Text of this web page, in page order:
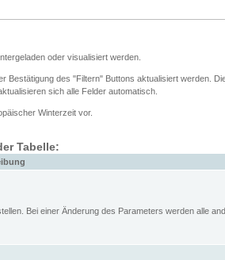
oder visualisiert werden.
Bestätigung des "Filtern" Buttons aktualisiert werden.
sich alle Felder automatisch.
Winterzeit vor.
Tabelle:
Bei einer Änderung des Parameters werden alle